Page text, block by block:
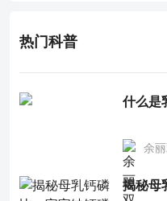
热门科普
余
揭秘母